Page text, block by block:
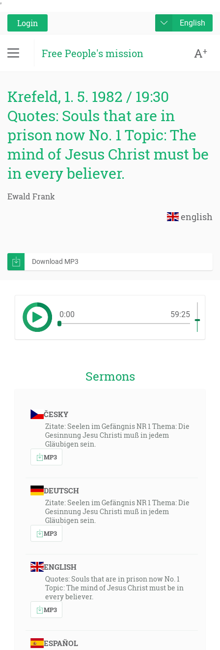
'
Login
English
Free People's mission A+
Krefeld, 1. 5. 1982 / 19:30
Quotes: Souls that are in
prison now No. 1 Topic: The
mind of Jesus Christ must be
in every believer.
Ewald Frank
english
Download MP3
0:00 59:25
Sermons
ČESKY
Zitate: Seelen im Gefängnis NR 1 Thema: Die
Gesinnung Jesu Christi muß in jedem
Gläubigen sein.
MP3
DEUTSCH
Zitate: Seelen im Gefängnis NR 1 Thema: Die
Gesinnung Jesu Christi muß in jedem
Gläubigen sein.
MP3
ENGLISH
Quotes: Souls that are in prison now No. 1
Topic: The mind of Jesus Christ must be in
every believer.
MP3
ESPAÑOL